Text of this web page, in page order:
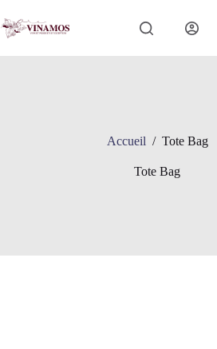
au
contenu
Accueil / Tote Bag
Tote Bag